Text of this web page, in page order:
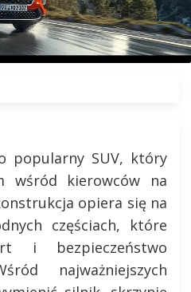
popularny SUV, który
wśród kierowców na
opiera się na
częściach, które
i bezpieczeństwo
najważniejszych